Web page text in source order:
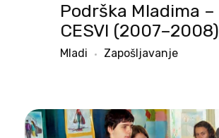
Podrška Mladima –
CESVI (2007–2008)
Mladi Zapošljavanje